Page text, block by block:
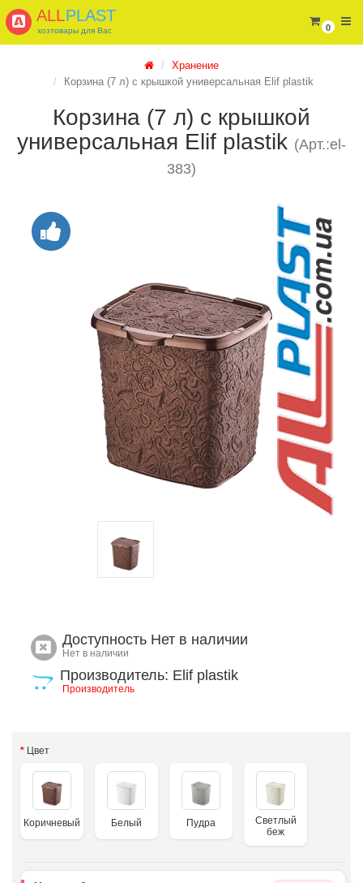
0
ALLPLAST
хозтовары для Вас
Хранение
Корзина (7 л) с крышкой универсальная Elif plastik
Корзина (7 л) с крышкой
универсальная Elif plastik (Арт.:el-
383)
Доступность Нет в наличии
Нет в наличии
Производитель: Elif plastik
Производитель
Цвет
Коричневый Белый Пудра
Светлый
беж